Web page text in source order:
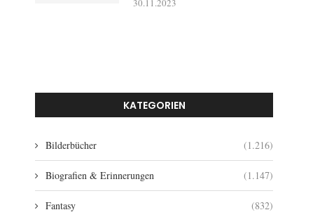
30.11.2023
KATEGORIEN
Bilderbücher (1.216)
Biografien & Erinnerungen (1.147)
Fantasy (832)